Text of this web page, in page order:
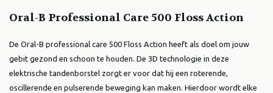
Oral-B Professional Care 500 Floss Action
De Oral-B professional care 500 Floss Action heeft als doel om jouw
gebit gezond en schoon te houden. De 3D technologie in deze
elektrische tandenborstel zorgt er voor dat hij een roterende,
oscillerende en pulserende beweging kan maken. Hierdoor wordt elke